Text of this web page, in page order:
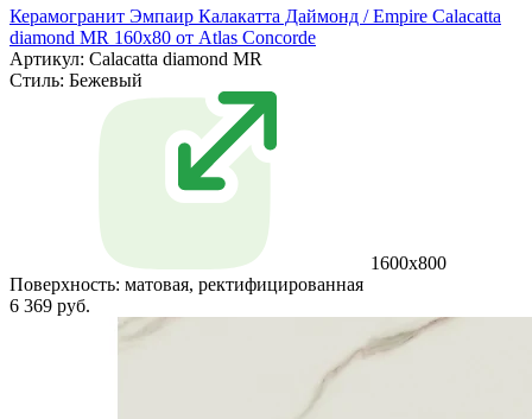
Керамогранит Эмпаир Калакатта Даймонд / Empire Calacatta
diamond MR 160x80 от Atlas Concorde
Артикул: Calacatta diamond MR
Стиль: Бежевый
1600x800
Поверхность: матовая, ректифицированная
6 369 руб.